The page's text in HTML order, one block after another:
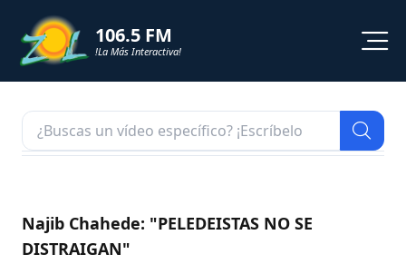
106.5 FM
!La Más Interactiva!
NOTICIAS
SHORTS
Najib Chahede: "PELEDEISTAS NO SE
DISTRAIGAN"